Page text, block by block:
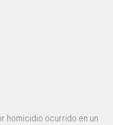
homicidio ocurrido en un